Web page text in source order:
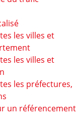
les villes et
les villes et
les préfectures,
un référencement